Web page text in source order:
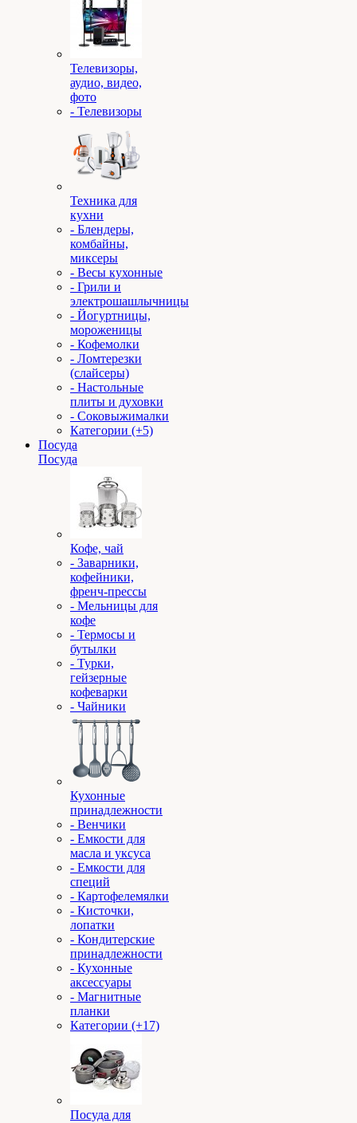
Телевизоры,
аудио, видео,
фото
- Телевизоры
Техника для
кухни
- Блендеры,
комбайны,
миксеры
- Весы кухонные
- Грили и
электрошашлычницы
- Йогуртницы,
мороженицы
- Кофемолки
- Ломтерезки
(слайсеры)
- Настольные
плиты и духовки
- Соковыжималки
Категории (+5)
Посуда
Посуда
Кофе, чай
- Заварники,
кофейники,
френч-прессы
- Мельницы для
кофе
- Термосы и
бутылки
- Турки,
гейзерные
кофеварки
- Чайники
Кухонные
принадлежности
- Венчики
- Емкости для
масла и уксуса
- Емкости для
специй
- Картофелемялки
- Кисточки,
лопатки
- Кондитерские
принадлежности
- Кухонные
аксессуары
- Магнитные
планки
Категории (+17)
Посуда для